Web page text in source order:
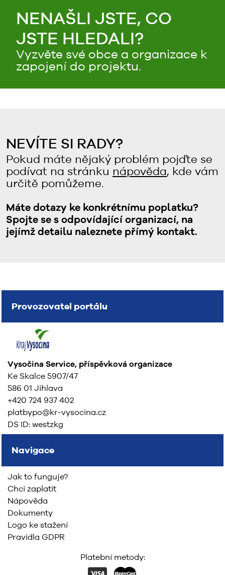
NENAŠLI JSTE, CO
JSTE HLEDALI?
Vyzvěte své obce a organizace k
zapojení do projektu.
NEVÍTE SI RADY?
Pokud máte nějaký problém pojďte se
podívat na stránku nápověda, kde vám
určitě pomůžeme.
Máte dotazy ke konkrétnímu poplatku?
Spojte se s odpovídající organizací, na
jejímž detailu naleznete přímý kontakt.
Provozovatel portálu
Vysočina Service, příspěvková organizace
Ke Skalce 5907/47
586 01 Jihlava
+420 724 937 402
platbypo@kr-vysocina.cz
DS ID: westzkg
Navigace
Jak to funguje?
Chci zaplatit
Nápověda
Dokumenty
Logo ke stažení
Pravidla GDPR
Platební metody: